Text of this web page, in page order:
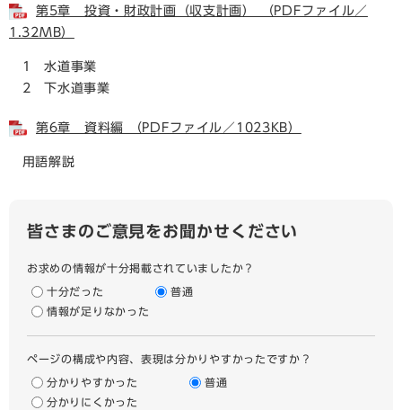
第5章 投資・財政計画（収支計画） （PDFファイル／
1.32MB）
1 水道事業
2 下水道事業
第6章 資料編 （PDFファイル／1023KB）
用語解説
皆さまのご意見をお聞かせください
お求めの情報が十分掲載されていましたか？
十分だった
普通
情報が足りなかった
ページの構成や内容、表現は分かりやすかったですか？
分かりやすかった
普通
分かりにくかった